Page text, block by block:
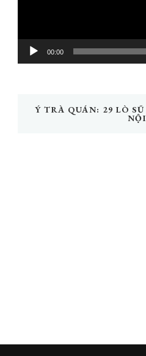
00:00
Ý TRÀ QUÁN: 29 LÒ
NỘI